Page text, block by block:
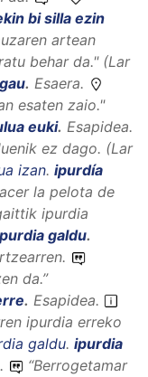
bi silla ezin
artean
behar da." (Lar
. Esaera.
esaten zaio."
euki. Esapidea.
ez dago. (Lar
izan. ipurdía
la pelota de
ipurdia
galdu.
da.”
. Esapidea.
ipurdia erreko
galdu. ipurdia
“Berrogetamar